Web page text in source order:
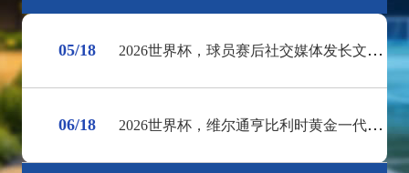
05/18 2026世界杯，球员赛后社交媒体发长文告别球迷
06/18 2026世界杯，维尔通亨比利时黄金一代终章